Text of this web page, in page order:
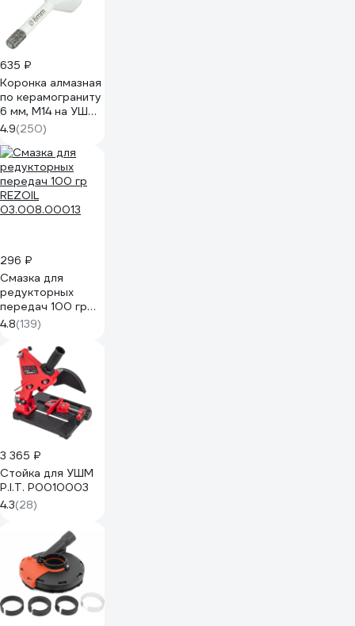
635 ₽
Коронка алмазная
по керамограниту
6 мм, M14 на УШМ
Diamond Industrial
DIDKVP06M14
4.9(250)
296 ₽
Смазка для
редукторных
передач 100 гр
REZOIL
03.008.00013
4.8(139)
3 365 ₽
Стойка для УШМ
P.I.T. P0010003
4.3(28)